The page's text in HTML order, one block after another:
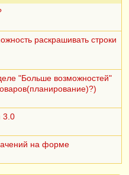
раскрашивать строки
"Больше возможностей"
3.0
на форме